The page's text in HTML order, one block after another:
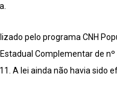
pelo programa CNH
Complementar de nº
A lei ainda não havia sido